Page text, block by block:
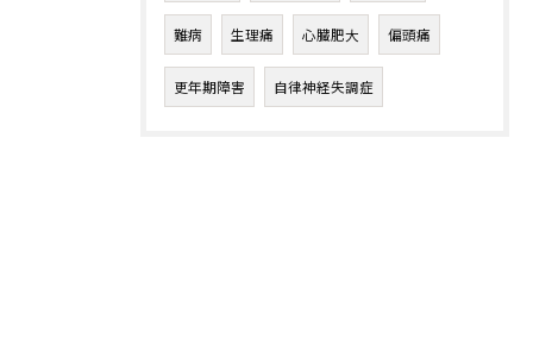
難病 生理痛 心臓肥大 偏頭痛
更年期障害 自律神経失調症